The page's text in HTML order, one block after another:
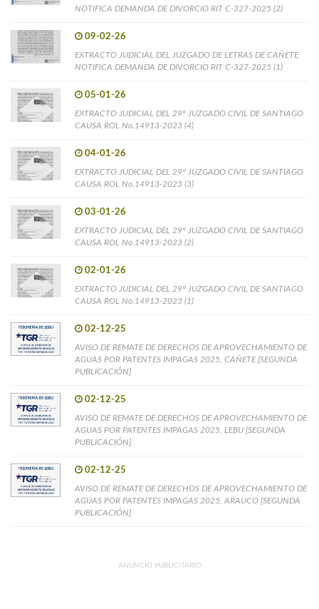
NOTIFICA DEMANDA DE DIVORCIO RIT C-327-2025 (2)
09-02-26
EXTRACTO JUDICIAL DEL JUZGADO DE LETRAS DE CAÑETE
NOTIFICA DEMANDA DE DIVORCIO RIT C-327-2025 (1)
05-01-26
EXTRACTO JUDICIAL DEL 29° JUZGADO CIVIL DE SANTIAGO
CAUSA ROL No.14913-2023 (4)
04-01-26
EXTRACTO JUDICIAL DEL 29° JUZGADO CIVIL DE SANTIAGO
CAUSA ROL No.14913-2023 (3)
03-01-26
EXTRACTO JUDICIAL DEL 29° JUZGADO CIVIL DE SANTIAGO
CAUSA ROL No.14913-2023 (2)
02-01-26
EXTRACTO JUDICIAL DEL 29° JUZGADO CIVIL DE SANTIAGO
CAUSA ROL No.14913-2023 (1)
02-12-25
AVISO DE REMATE DE DERECHOS DE APROVECHAMIENTO DE
AGUAS POR PATENTES IMPAGAS 2025, CAÑETE [SEGUNDA
PUBLICACIÓN]
02-12-25
AVISO DE REMATE DE DERECHOS DE APROVECHAMIENTO DE
AGUAS POR PATENTES IMPAGAS 2025, LEBU [SEGUNDA
PUBLICACIÓN]
02-12-25
AVISO DE REMATE DE DERECHOS DE APROVECHAMIENTO DE
AGUAS POR PATENTES IMPAGAS 2025, ARAUCO [SEGUNDA
PUBLICACIÓN]
ANUNCIO PUBLICITARIO